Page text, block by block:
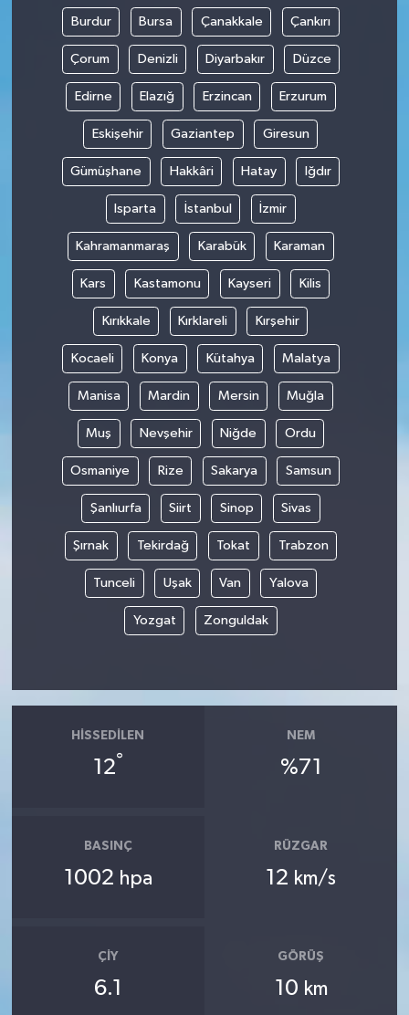
Burdur Bursa Çanakkale Çankırı
Çorum Denizli Diyarbakır Düzce
Edirne Elazığ Erzincan Erzurum
Eskişehir Gaziantep Giresun
Gümüşhane Hakkâri Hatay Iğdır
Isparta İstanbul İzmir
Kahramanmaraş Karabük Karaman
Kars Kastamonu Kayseri Kilis
Kırıkkale Kırklareli Kırşehir
Kocaeli Konya Kütahya Malatya
Manisa Mardin Mersin Muğla
Muş Nevşehir Niğde Ordu
Osmaniye Rize Sakarya Samsun
Şanlıurfa Siirt Sinop Sivas
Şırnak Tekirdağ Tokat Trabzon
Tunceli Uşak Van Yalova
Yozgat Zonguldak
HISSEDILEN
12°
NEM
%71
BASINÇ
1002 hpa
RÜZGAR
12 km/s
ÇIY
6.1
GÖRÜŞ
10 km